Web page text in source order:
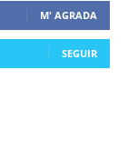
M' AGRADA
SEGUIR